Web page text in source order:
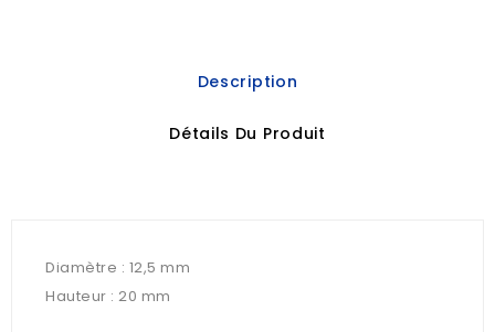
Description
Détails Du Produit
Diamètre : 12,5 mm
Hauteur : 20 mm